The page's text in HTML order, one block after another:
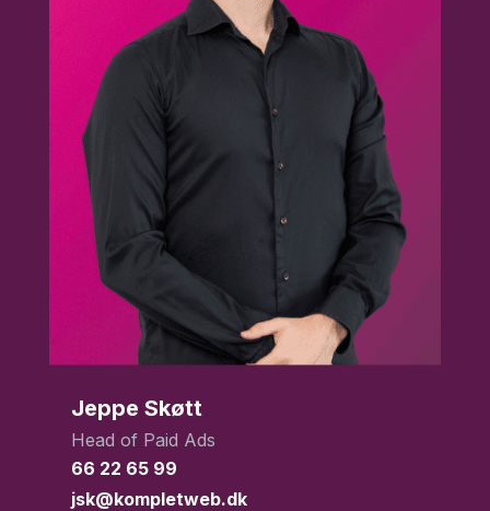
Jeppe Skøtt
Head of Paid Ads
66 22 65 99
jsk@kompletweb.dk